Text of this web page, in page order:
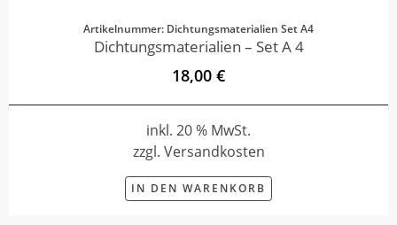
Artikelnummer: Dichtungsmaterialien Set A4
Dichtungsmaterialien – Set A 4
18,00 €
inkl. 20 % MwSt.
zzgl. Versandkosten
IN DEN WARENKORB